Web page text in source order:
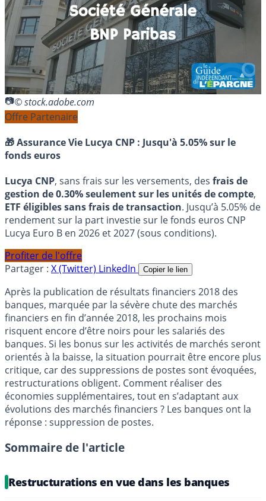
© stock.adobe.com
Offre Partenaire
🎁 Assurance Vie Lucya CNP : Jusqu'à 5.05% sur le
fonds euros
Lucya CNP, sans frais sur les versements, des frais de
gestion de 0.30% seulement sur les unités de compte,
ETF éligibles sans frais de transaction. Jusqu’à 5.05% de
rendement sur la part investie sur le fonds euros CNP
Lucya Euro B en 2026 et 2027 (sous conditions).
Profiter de l'offre
Partager : X (Twitter) LinkedIn Copier le lien
Après la publication de résultats financiers 2018 des
banques, marquée par la sévère chute des marchés
financiers en fin d’année 2018, les prochains mois
risquent encore d’être noirs pour les salariés des
banques. Si les bonus sur les activités de marchés seront
orientés à la baisse, la situation pourrait être encore plus
critique, car des suppressions de postes sont évoquées,
restructurations obligent. Comment réaliser des
économies supplémentaires, tout en s’adaptant aux
évolutions des marchés financiers ? Les banques ont la
réponse : suppression de postes.
Sommaire de l'article
Restructurations en vue dans les banques